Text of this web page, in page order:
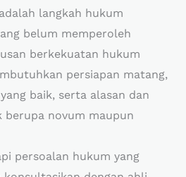
langkah hukum
belum memperoleh
berkekuatan hukum
persiapan matang,
baik, serta alasan dan
berupa novum maupun
persoalan hukum yang